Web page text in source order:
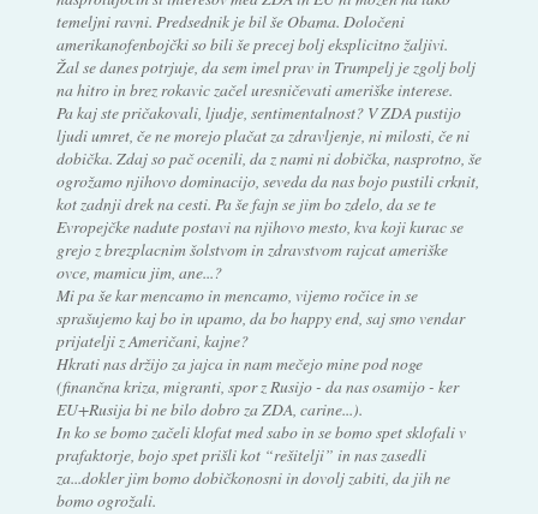
temeljni ravni. Predsednik je bil še Obama. Določeni
amerikanofenbojčki so bili še precej bolj eksplicitno žaljivi.
Žal se danes potrjuje, da sem imel prav in Trumpelj je zgolj bolj
na hitro in brez rokavic začel uresničevati ameriške interese.
Pa kaj ste pričakovali, ljudje, sentimentalnost? V ZDA pustijo
ljudi umret, če ne morejo plačat za zdravljenje, ni milosti, če ni
dobička. Zdaj so pač ocenili, da z nami ni dobička, nasprotno, še
ogrožamo njihovo dominacijo, seveda da nas bojo pustili crknit,
kot zadnji drek na cesti. Pa še fajn se jim bo zdelo, da se te
Evropejčke nadute postavi na njihovo mesto, kva koji kurac se
grejo z brezplacnim šolstvom in zdravstvom rajcat ameriške
ovce, mamicu jim, ane...?
Mi pa še kar mencamo in mencamo, vijemo ročice in se
sprašujemo kaj bo in upamo, da bo happy end, saj smo vendar
prijatelji z Američani, kajne?
Hkrati nas držijo za jajca in nam mečejo mine pod noge
(finančna kriza, migranti, spor z Rusijo - da nas osamijo - ker
EU+Rusija bi ne bilo dobro za ZDA, carine...).
In ko se bomo začeli klofat med sabo in se bomo spet sklofali v
prafaktorje, bojo spet prišli kot “rešitelji” in nas zasedli
za...dokler jim bomo dobičkonosni in dovolj zabiti, da jih ne
bomo ogrožali.